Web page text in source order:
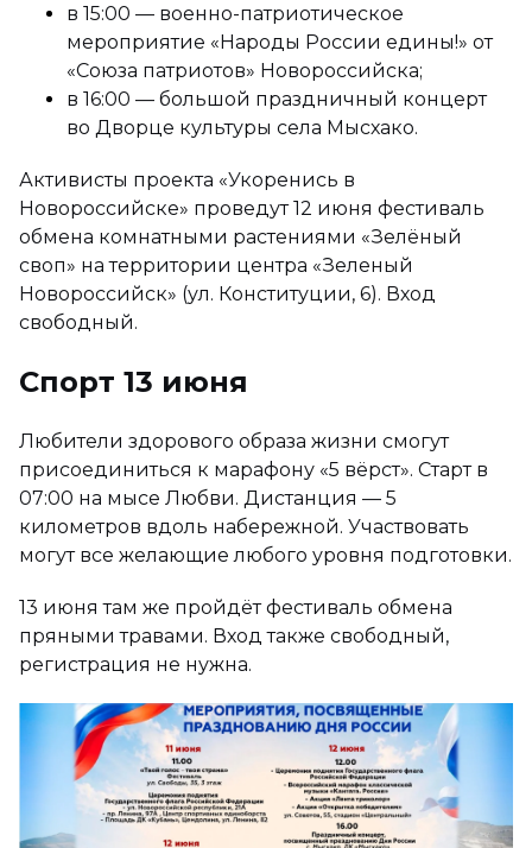
в 15:00 — военно-патриотическое
мероприятие «Народы России едины!» от
«Союза патриотов» Новороссийска;
в 16:00 — большой праздничный концерт
во Дворце культуры села Мысхако.
Активисты проекта «Укоренись в
Новороссийске» проведут 12 июня фестиваль
обмена комнатными растениями «Зелёный
своп» на территории центра «Зеленый
Новороссийск» (ул. Конституции, 6). Вход
свободный.
Спорт 13 июня
Любители здорового образа жизни смогут
присоединиться к марафону «5 вёрст». Старт в
07:00 на мысе Любви. Дистанция — 5
километров вдоль набережной. Участвовать
могут все желающие любого уровня подготовки.
13 июня там же пройдёт фестиваль обмена
пряными травами. Вход также свободный,
регистрация не нужна.